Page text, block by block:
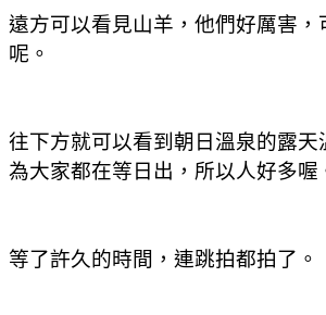
遠方可以看見山羊，他們好厲害，
呢。
往下方就可以看到朝日溫泉的露天
為大家都在等日出，所以人好多喔
等了許久的時間，連跳拍都拍了。